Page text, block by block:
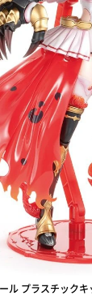
ル プラスチック